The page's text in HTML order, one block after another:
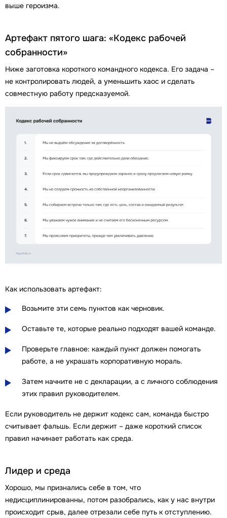
выше героизма.
Артефакт пятого шага: «Кодекс рабочей
собранности»
Ниже заготовка короткого командного кодекса. Его задача –
не контролировать людей, а уменьшить хаос и сделать
совместную работу предсказуемой.
Как использовать артефакт:
Возьмите эти семь пунктов как черновик.
Оставьте те, которые реально подходят вашей команде.
Проверьте главное: каждый пункт должен помогать
работе, а не украшать корпоративную мораль.
Затем начните не с декларации, а с личного соблюдения
этих правил руководителем.
Если руководитель не держит кодекс сам, команда быстро
считывает фальшь. Если держит – даже короткий список
правил начинает работать как среда.
Лидер и среда
Хорошо, мы признались себе в том, что
недисциплинированны, потом разобрались, как у нас внутри
происходит срыв, далее отрезали себе путь к отступлению.